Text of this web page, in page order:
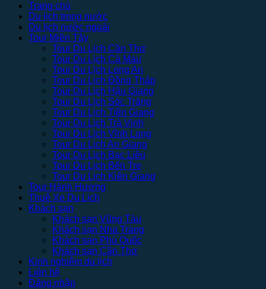
Trang chủ
Du lịch trong nước
Du lịch nước ngoài
Tour Miền Tây
Tour Du Lịch Cần Thơ
Tour Du Lịch Cà Mau
Tour Du Lịch Long An
Tour Du Lịch Đồng Tháp
Tour Du Lịch Hậu Giang
Tour Du Lịch Sóc Trăng
Tour Du Lịch Tiền Giang
Tour Du Lịch Trà Vinh
Tour Du Lịch Vĩnh Long
Tour Du Lịch An Giang
Tour Du Lịch Bạc Liêu
Tour Du Lịch Bến Tre
Tour Du Lịch Kiên Giang
Tour Hành Hương
Thuê Xe Du Lịch
Khách sạn
Khách sạn Vũng Tàu
Khách sạn Nha Trang
Khách sạn Phú Quốc
Khách sạn Cần Thơ
Kinh nghiệm du lịch
Liên hệ
Đăng nhập